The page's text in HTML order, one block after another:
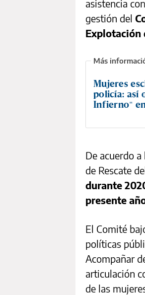
asistencia
gestión del
Explotación
Mujeres
policía: así
Infierno"
De acuerdo
de Rescate
durante
presente
El Comité
políticas
Acompañar
articulación
de las